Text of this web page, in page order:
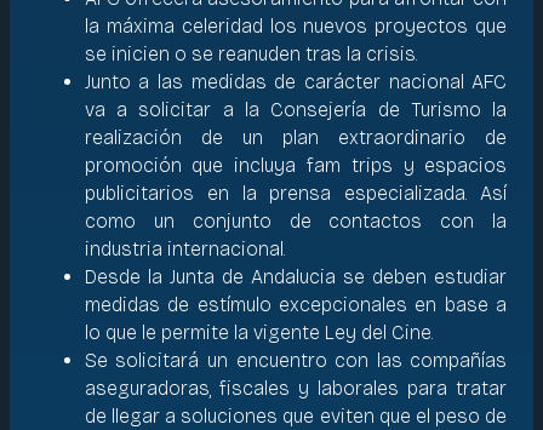
la máxima celeridad los nuevos proyectos que
se inicien o se reanuden tras la crisis.
Junto a las medidas de carácter nacional AFC
va a solicitar a la Consejería de Turismo la
realización de un plan extraordinario de
promoción que incluya fam trips y espacios
publicitarios en la prensa especializada. Así
como un conjunto de contactos con la
industria internacional.
Desde la Junta de Andalucia se deben estudiar
medidas de estímulo excepcionales en base a
lo que le permite la vigente Ley del Cine.
Se solicitará un encuentro con las compañías
aseguradoras, fiscales y laborales para tratar
de llegar a soluciones que eviten que el peso de